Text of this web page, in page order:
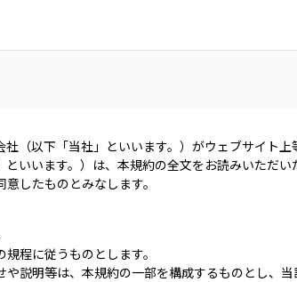
（以下「当社」といいます。）がウェブサイト
いいます。）は、本規約の全文をお読みいただい
したものとみなします。
程に従うものとします。
説明等は、本規約の一部を構成するものとし、